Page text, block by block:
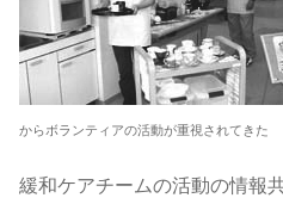
からボランティアの活動が重視されてきた
緩和ケアチームの活動の情報